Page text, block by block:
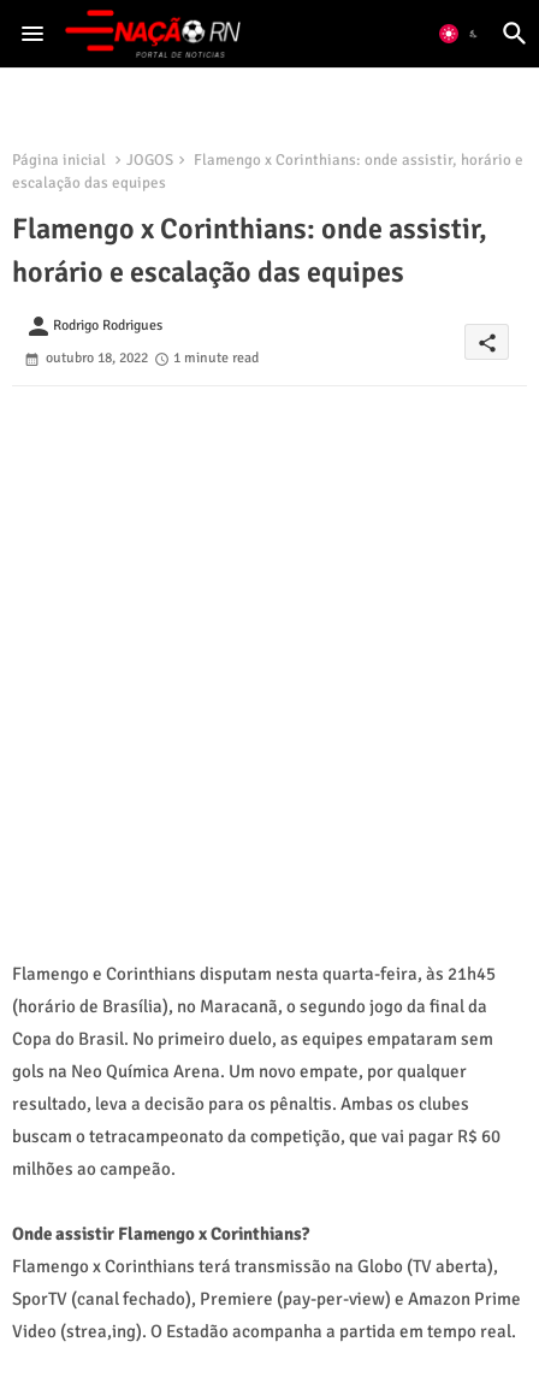
Página inicial JOGOS
Flamengo x Corinthians: onde assistir, horário e
escalação das equipes
Flamengo x Corinthians: onde assistir,
horário e escalação das equipes
person Rodrigo Rodrigues
outubro 18, 2022
1 minute read
share
Flamengo e Corinthians disputam nesta quarta-feira, às 21h45
(horário de Brasília), no Maracanã, o segundo jogo da final da
Copa do Brasil. No primeiro duelo, as equipes empataram sem
gols na Neo Química Arena. Um novo empate, por qualquer
resultado, leva a decisão para os pênaltis. Ambas os clubes
buscam o tetracampeonato da competição, que vai pagar R$ 60
milhões ao campeão.
Onde assistir Flamengo x Corinthians?
Flamengo x Corinthians terá transmissão na Globo (TV aberta),
SporTV (canal fechado), Premiere (pay-per-view) e Amazon Prime
Video (strea,ing). O Estadão acompanha a partida em tempo real.